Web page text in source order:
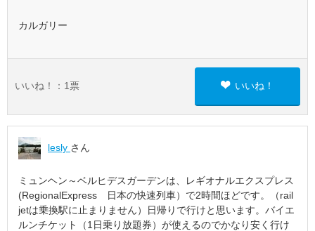
カルガリー
いいね！： 1 票 いいね！
lesly さん
ミュンヘン～ベルヒデスガーデンは、レギオナルエクスプレス
(RegionalExpress 日本の快速列車）で2時間ほどです。（rail
jetは乗換駅に止まりません）日帰りで行けと思います。バイエ
ルンチケット（1日乗り放題券）が使えるのでかなり安く行け